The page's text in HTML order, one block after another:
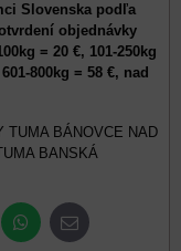
Slovenska podľa
objednávky
= 20 €, 101-250kg
800kg = 58 €, nad
TUMA BÁNOVCE NAD
BANSKÁ
WhatsApp
E-
mail